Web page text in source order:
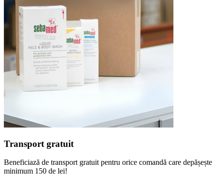
Transport gratuit
Beneficiază de transport gratuit pentru orice comandă care depășește
minimum 150 de lei!